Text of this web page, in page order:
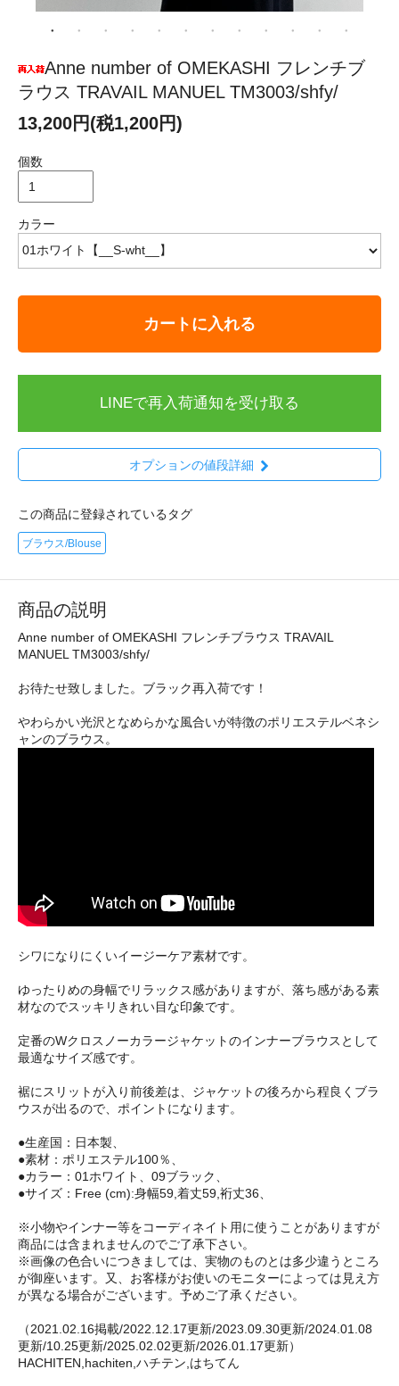
Anne number of OMEKASHI フレンチブ
ラウス TRAVAIL MANUEL TM3003/shfy/
13,200円(税1,200円)
個数
カラー
カートに入れる
LINEで再入荷通知を受け取る
オプションの値段詳細
この商品に登録されているタグ
ブラウス/Blouse
商品の説明
Anne number of OMEKASHI フレンチブラウス TRAVAIL
MANUEL TM3003/shfy/
お待たせ致しました。ブラック再入荷です！
やわらかい光沢となめらかな風合いが特徴のポリエステルベネシ
ャンのブラウス。
シワになりにくいイージーケア素材です。
ゆったりめの身幅でリラックス感がありますが、落ち感がある素
材なのでスッキリきれい目な印象です。
定番のWクロスノーカラージャケットのインナーブラウスとして
最適なサイズ感です。
裾にスリットが入り前後差は、ジャケットの後ろから程良くブラ
ウスが出るので、ポイントになります。
●生産国：日本製、
●素材：ポリエステル100％、
●カラー：01ホワイト、09ブラック、
●サイズ：Free (cm):身幅59,着丈59,裄丈36、
※小物やインナー等をコーディネイト用に使うことがありますが
商品には含まれませんのでご了承下さい。
※画像の色合いにつきましては、実物のものとは多少違うところ
が御座います。又、お客様がお使いのモニターによっては見え方
が異なる場合がございます。予めご了承ください。
（2021.02.16掲載/2022.12.17更新/2023.09.30更新/2024.01.08
更新/10.25更新/2025.02.02更新/2026.01.17更新）
HACHITEN,hachiten,ハチテン,はちてん